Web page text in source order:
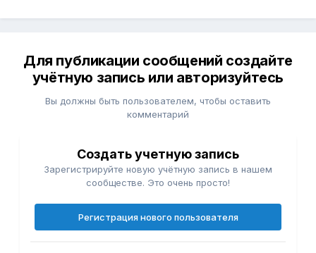
Для публикации сообщений создайте
учётную запись или авторизуйтесь
Вы должны быть пользователем, чтобы оставить
комментарий
Создать учетную запись
Зарегистрируйте новую учётную запись в нашем
сообществе. Это очень просто!
Регистрация нового пользователя